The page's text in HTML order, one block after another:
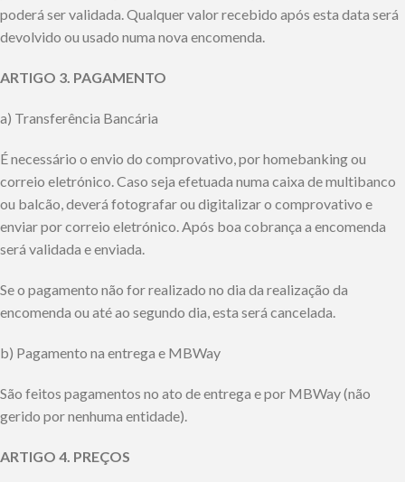
poderá ser validada. Qualquer valor recebido após esta data será
devolvido ou usado numa nova encomenda.
ARTIGO 3. PAGAMENTO
a) Transferência Bancária
É necessário o envio do comprovativo, por homebanking ou
correio eletrónico. Caso seja efetuada numa caixa de multibanco
ou balcão, deverá fotografar ou digitalizar o comprovativo e
enviar por correio eletrónico. Após boa cobrança a encomenda
será validada e enviada.
Se o pagamento não for realizado no dia da realização da
encomenda ou até ao segundo dia, esta será cancelada.
b) Pagamento na entrega e MBWay
São feitos pagamentos no ato de entrega e por MBWay (não
gerido por nenhuma entidade).
ARTIGO 4. PREÇOS